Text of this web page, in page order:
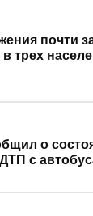
почти
трех
о
с